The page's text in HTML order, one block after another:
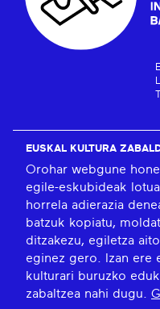
EUSKAL KULTURA
Orohar webgune
egile-eskubideak
horrela adierazia
batzuk kopiatu,
ditzakezu, egiletza
eginez gero. Izan ere
kulturari buruzko
zabaltzea nahi dugu.